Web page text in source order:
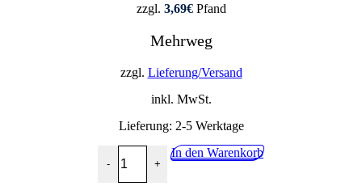
zzgl. 3,69€Pfand
Mehrweg
zzgl. Lieferung/Versand
inkl. MwSt.
Lieferung: 2-5 Werktage
-
Vita Malz 20x0,5L Menge
+
In den Warenkorb